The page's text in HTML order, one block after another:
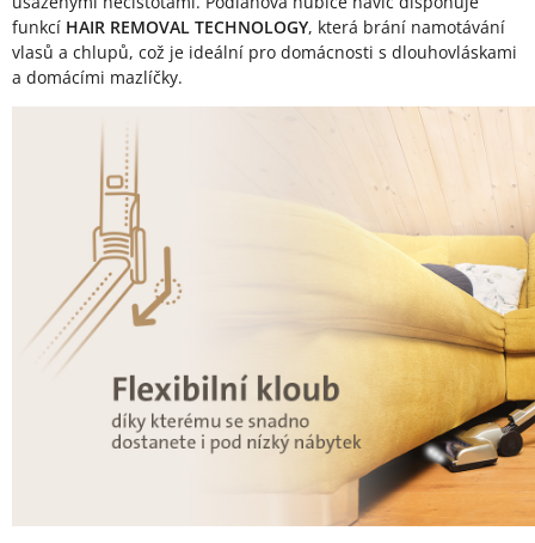
funkcí HAIR REMOVAL TECHNOLOGY, která brání namotávání
vlasů a chlupů, což je ideální pro domácnosti s dlouhovláskami
a domácími mazlíčky.